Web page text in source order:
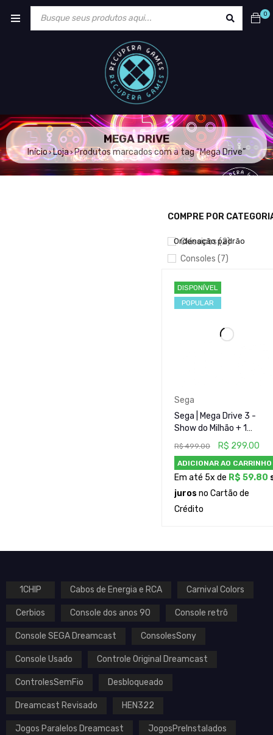
0
MEGA DRIVE
Início›Loja›Produtos marcados com a tag “Mega Drive”
COMPRE POR
Clássicos (2)
Consoles (7)
Microsoft (1)
Nintendo (1)
Portáteis (0)
Raros e Colecionáveis
PREÇO
CONDIÇÃO
VOLTAGEM
Bandai
Ordenação padrão
MOSTRAR APENAS
DISPONÍVEL
POPULAR
Sega
Sega | Mega Drive 3 -
Show do Milhão + 1
R$499.00 R$ 299.00
ADICIONAR AO CARRINHO
Em até 5x de R$ 59.80
juros no Cartão de
Crédito
1CHIP Cabos de Energia e RCA Carnival Colors
Cerbios Console dos anos 90 Console retrô
Console SEGA Dreamcast ConsolesSony
Console Usado Controle Original Dreamcast
ControlesSemFio Desbloqueado
Dreamcast Revisado HEN322
Jogos Paralelos Dreamcast JogosPreInstalados